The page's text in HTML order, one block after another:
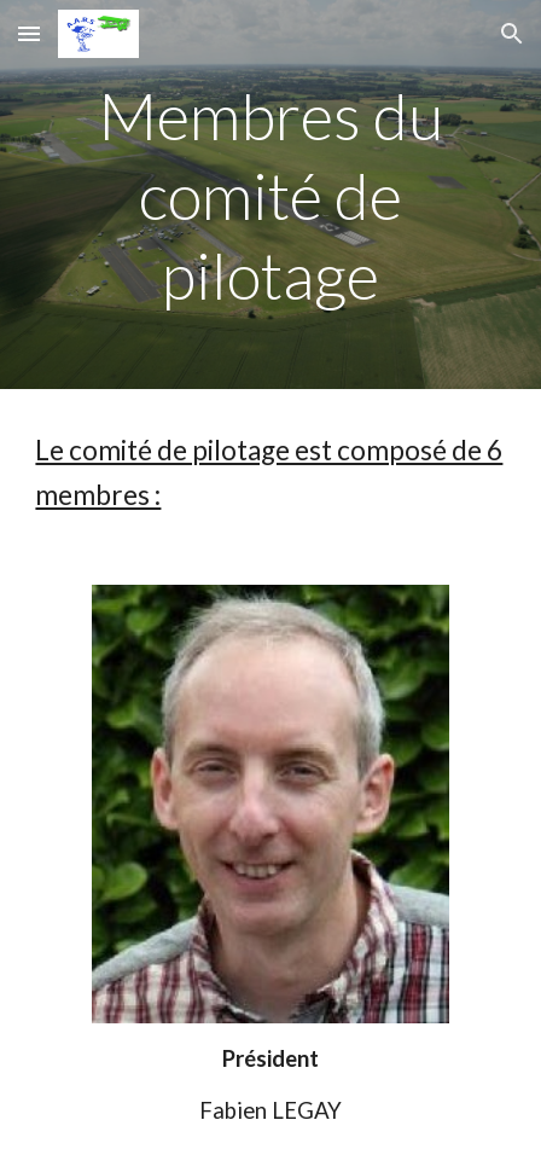
Skip to main content Skip to navigation
Membres du
comité de
pilotage
Le comité de pilotage est composé de 6
membres :
Président
Fabien LEGAY